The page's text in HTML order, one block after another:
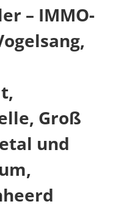
– IMMO-
Groß
und